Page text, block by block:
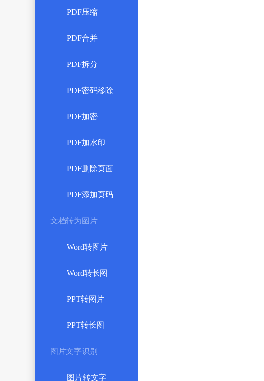
PDF压缩
PDF合并
PDF拆分
PDF密码移除
PDF加密
PDF加水印
PDF删除页面
PDF添加页码
文档转为图片
Word转图片
Word转长图
PPT转图片
PPT转长图
图片文字识别
图片转文字